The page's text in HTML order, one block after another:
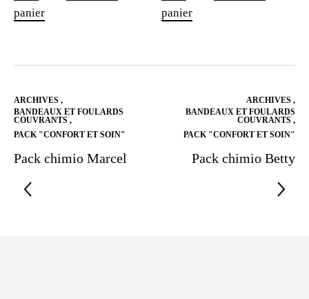
panier
panier
ARCHIVES ,
BANDEAUX ET FOULARDS
COUVRANTS ,
PACK "CONFORT ET SOIN"
Pack chimio Marcel
ARCHIVES ,
BANDEAUX ET FOULARDS
COUVRANTS ,
PACK "CONFORT ET SOIN"
Pack chimio Betty